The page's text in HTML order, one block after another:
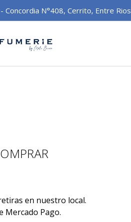
Concordia N°408, Cerrito, Entre Rios
en nuestro local.
Mercado Pago.